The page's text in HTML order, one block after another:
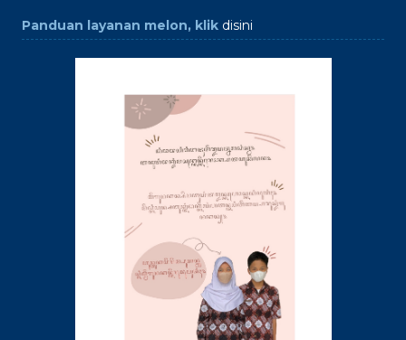
Panduan layanan melon, klik disini